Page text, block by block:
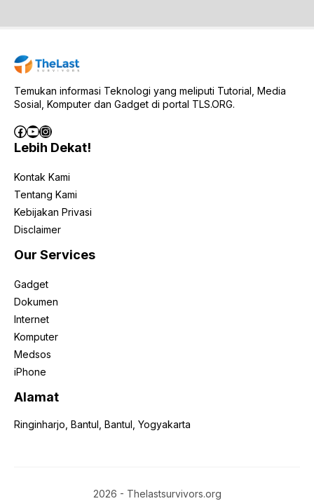
Temukan informasi Teknologi yang meliputi Tutorial, Media
Sosial, Komputer dan Gadget di portal TLS.ORG.
Facebook
YouTube
Instagram
Lebih Dekat!
Kontak Kami
Tentang Kami
Kebijakan Privasi
Disclaimer
Our Services
Gadget
Dokumen
Internet
Komputer
Medsos
iPhone
Alamat
Ringinharjo, Bantul, Bantul, Yogyakarta
2026 - Thelastsurvivors.org